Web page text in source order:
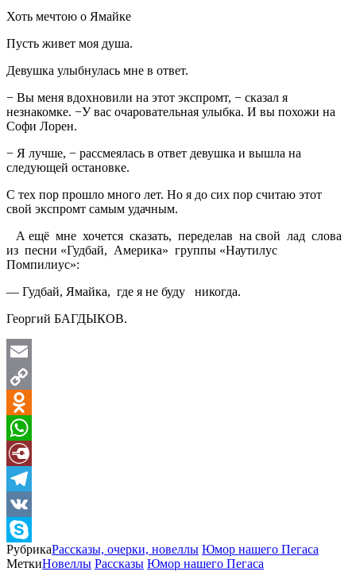
Хоть мечтою о Ямайке
Пусть живет моя душа.
Девушка улыбнулась мне в ответ.
− Вы меня вдохновили на этот экспромт, − сказал я
незнакомке. −У вас очаровательная улыбка. И вы похожи на
Софи Лорен.
− Я лучше, − рассмеялась в ответ девушка и вышла на
следующей остановке.
С тех пор прошло много лет. Но я до сих пор считаю этот
свой экспромт самым удачным.
А ещё мне хочется сказать, переделав на свой лад слова
из песни «Гудбай, Америка» группы «Наутилус
Помпилиус»:
— Гудбай, Ямайка, где я не буду никогда.
Георгий БАГДЫКОВ.
Email
Copy
Link
Odnoklassniki
WhatsApp
Diary.Ru
Telegram
VK
Skype
РубрикаРассказы, очерки, новеллы Юмор нашего Пегаса
МеткиНовеллы Рассказы Юмор нашего Пегаса